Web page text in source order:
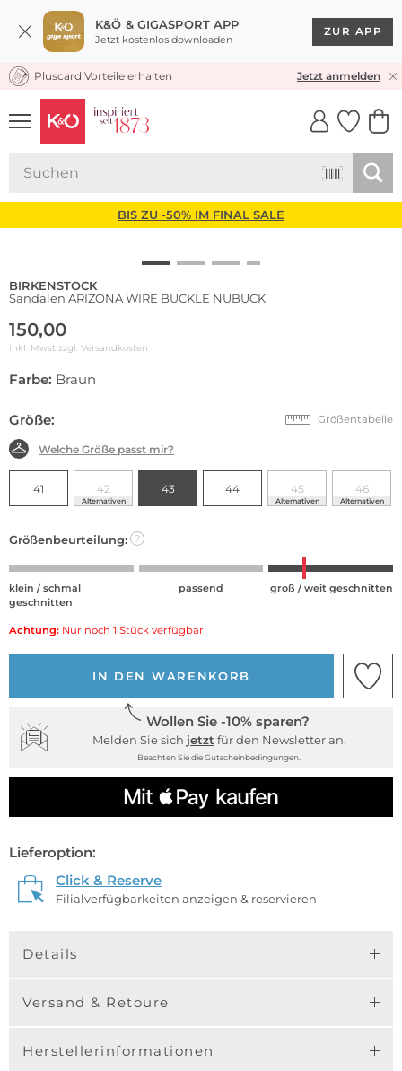
K&Ö & GIGASPORT APP
Jetzt kostenlos downloaden
ZUR APP
KOSTENLOSER VERSAND* & RÜCKVERSAND
Pluscard Vorteile erhalten Jetzt anmelden
UNSERE APP
CLICK &
BIS ZU -50% IM FINAL SALE
BIRKENSTOCK
Sandalen ARIZONA WIRE BUCKLE NUBUCK
150,00
inkl. Mwst zzgl. Versandkosten
Farbe: Braun
Größe: Größentabelle
Welche Größe passt mir?
41 42
Alternativen
43 44 45
Alternativen
46
Alternativen
Größenbeurteilung: ?
klein / schmal
geschnitten
passend groß / weit geschnitten
Achtung: Nur noch 1 Stück verfügbar!
IN DEN WARENKORB
Wollen Sie -10% sparen?
Melden Sie sich jetzt für den Newsletter an.
Beachten Sie die Gutscheinbedingungen.
Lieferoption:
Click & Reserve
Filialverfügbarkeiten anzeigen & reservieren
Details
Versand & Retoure
Herstellerinformationen